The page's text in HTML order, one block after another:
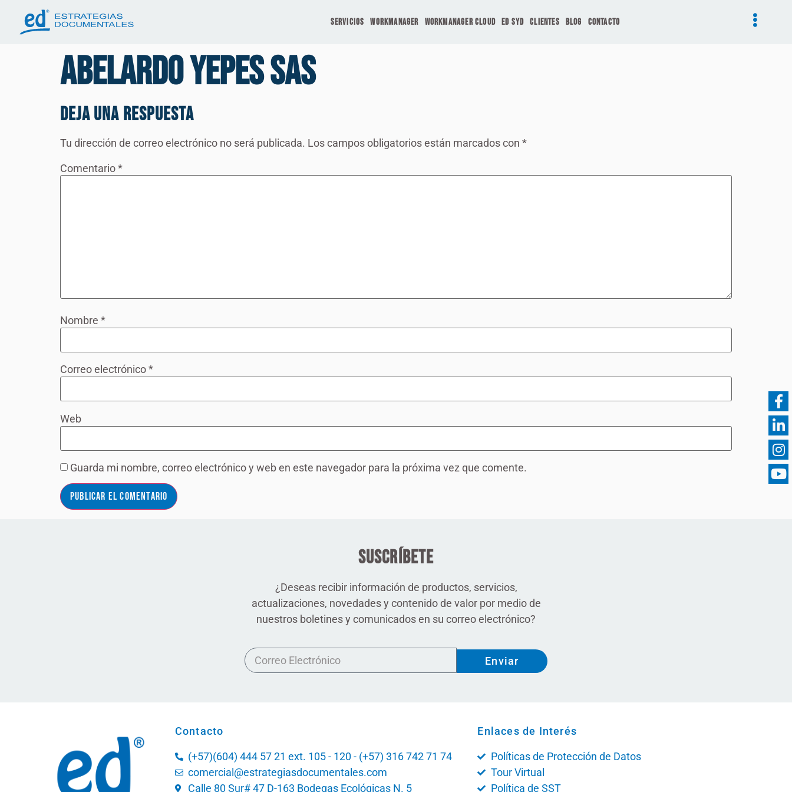
Servicios Workmanager workmanager cloud ED SyD Clientes Blog Contacto
Abelardo Yepes SAS
Deja una respuesta
Tu dirección de correo electrónico no será publicada. Los campos obligatorios están marcados con *
Comentario*
Nombre *
Correo electrónico*
Web
Guarda mi nombre, correo electrónico y web en este navegador para la próxima vez que comente.
Suscríbete
¿Deseas recibir información de productos, servicios,
actualizaciones, novedades y contenido de valor por medio de
nuestros boletines y comunicados en su correo electrónico?
Enviar
Contacto
(+57)(604) 444 57 21 ext. 105 - 120 - (+57) 316 742 71 74
comercial@estrategiasdocumentales.com
Calle 80 Sur# 47 D-163 Bodegas Ecológicas N. 5
Enlaces de Interés
Políticas de Protección de Datos
Tour Virtual
Política de SST